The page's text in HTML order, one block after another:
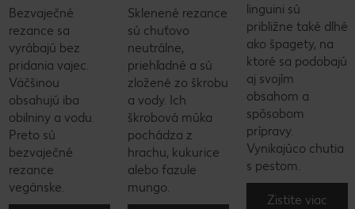
Bezvaječné
rezance sa
vyrábajú bez
pridania vajec.
Väčšinou
obsahujú iba
obilniny a vodu.
Preto sú
bezvaječné
rezance
vegánske.
Sklenené rezance
sú chuťovo
neutrálne,
priehľadné a sú
zložené zo škrobu
a vody. Ich
škrobová múka
pochádza z
hrachu, kukurice
alebo fazule
mungo.
linguini sú
približne také dlhé
ako špagety, na
ktoré sa podobajú
aj svojím
obsahom a
spôsobom
prípravy.
Vynikajúco chutia
s pestom.
Zistite viac